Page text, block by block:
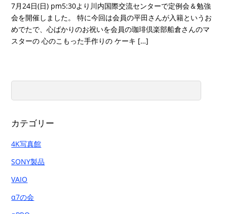
7月24日(日) pm5:30より川内国際交流センターで定例会＆勉強
会を開催しました。 特に今回は会員の平田さんが入籍というお
めでたで、心ばかりのお祝いを会員の珈琲倶楽部船倉さんのマ
スターの 心のこもった手作りの ケーキ […]
カテゴリー
4K写真館
SONY製品
VAIO
α7の会